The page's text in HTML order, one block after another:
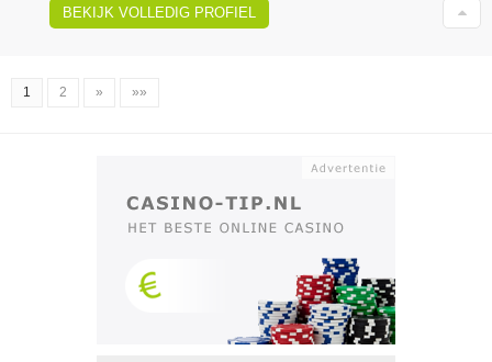
BEKIJK VOLLEDIG PROFIEL
1 2 » »»